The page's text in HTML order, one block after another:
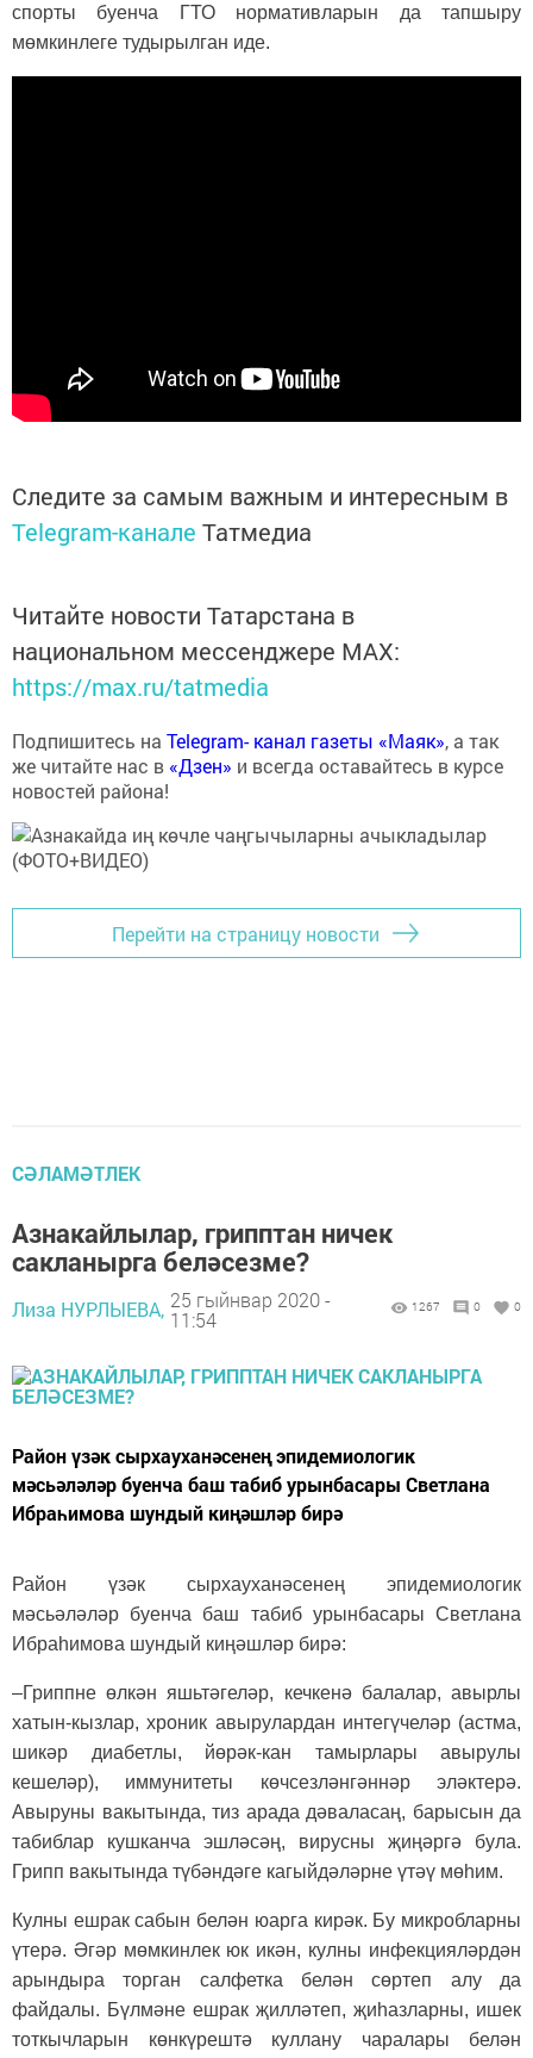
спорты буенча ГТО нормативларын да тапшыру
мөмкинлеге тудырылган иде.
Следите за самым важным и интересным в
Telegram-канале Татмедиа
Читайте новости Татарстана в
национальном мессенджере MАХ:
https://max.ru/tatmedia
Подпишитесь на Telegram- канал газеты «Маяк», а так
же читайте нас в «Дзен» и всегда оставайтесь в курсе
новостей района!
Перейти на страницу новости
СӘЛАМӘТЛЕК
Азнакайлылар, грипптан ничек
сакланырга беләсезме?
Лиза НУРЛЫЕВА, 25 гыйнвар 2020 -
11:54
1267 0 0
Район үзәк сырхауханәсенең эпидемиологик
мәсьәләләр буенча баш табиб урынбасары Светлана
Ибраһимова шундый киңәшләр бирә
Район үзәк сырхауханәсенең эпидемиологик
мәсьәләләр буенча баш табиб урынбасары Светлана
Ибраһимова шундый киңәшләр бирә:
–Гриппне өлкән яшьтәгеләр, кечкенә балалар, авырлы
хатын-кызлар, хроник авырулардан интегүчеләр (астма,
шикәр диабетлы, йөрәк-кан тамырлары авырулы
кешеләр), иммунитеты көчсезләнгәннәр эләктерә.
Авыруны вакытында, тиз арада дәваласаң, барысын да
табиблар кушканча эшләсәң, вирусны җиңәргә була.
Грипп вакытында түбәндәге кагыйдәләрне үтәү мөһим.
Кулны ешрак сабын белән юарга кирәк. Бу микробларны
үтерә. Әгәр мөмкинлек юк икән, кулны инфекцияләрдән
арындыра торган салфетка белән сөртеп алу да
файдалы. Бүлмәне ешрак җилләтеп, җиһазларны, ишек
тоткычларын көнкүрештә куллану чаралары белән